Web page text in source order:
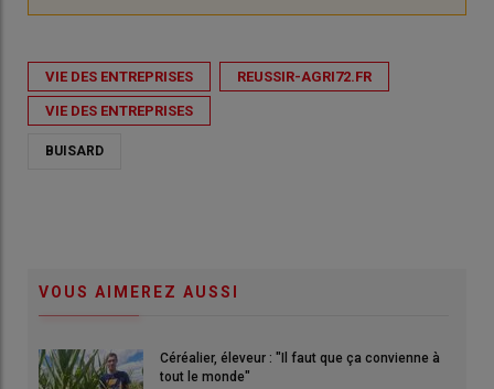
VIE DES ENTREPRISES REUSSIR-AGRI72.FR
VIE DES ENTREPRISES
BUISARD
VOUS AIMEREZ AUSSI
Céréalier, éleveur : "Il faut que ça convienne à
tout le monde"